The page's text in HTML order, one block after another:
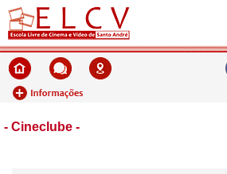
- Cineclube -